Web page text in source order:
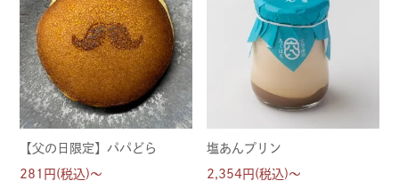
【父の日限定】パパどら
281円(税込)～
塩あんプリン
2,354円(税込)～